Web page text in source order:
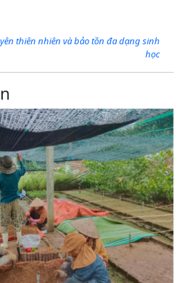
thiên nhiên và bảo tồn đa dạng sinh
học